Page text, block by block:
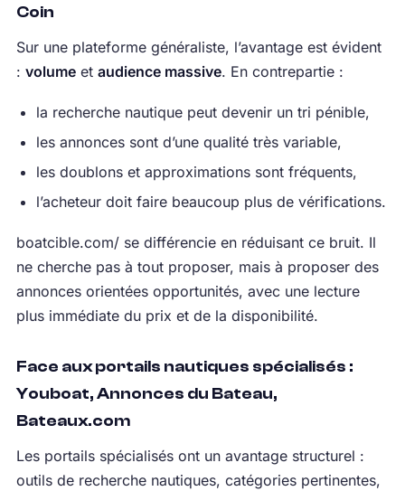
Coin
Sur une plateforme généraliste, l’avantage est évident
: volumeet audience massive. En contrepartie :
la recherche nautique peut devenir un tri pénible,
les annonces sont d’une qualité très variable,
les doublons et approximations sont fréquents,
l’acheteur doit faire beaucoup plus de vérifications.
boatcible.com/ se différencie en réduisant ce bruit. Il
ne cherche pas à tout proposer, mais à proposer des
annonces orientées opportunités, avec une lecture
plus immédiate du prix et de la disponibilité.
Face aux portails nautiques spécialisés :
Youboat, Annonces du Bateau,
Bateaux.com
Les portails spécialisés ont un avantage structurel :
outils de recherche nautiques, catégories pertinentes,